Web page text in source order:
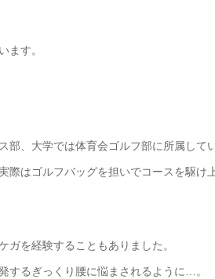
ます。
、大学では体育会ゴルフ部に所属して
際はゴルフバッグを担いでコースを駆け
ガを経験することもありました。
するぎっくり腰に悩まされるように…。